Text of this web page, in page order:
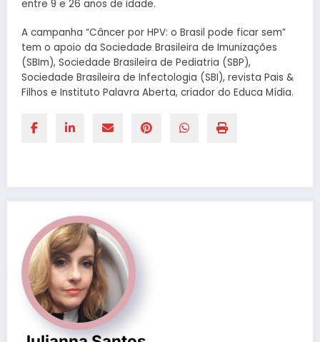
entre 9 e 26 anos de idade.
A campanha “Câncer por HPV: o Brasil pode ficar sem”
tem o apoio da Sociedade Brasileira de Imunizações
(SBIm), Sociedade Brasileira de Pediatria (SBP),
Sociedade Brasileira de Infectologia (SBI), revista Pais &
Filhos e Instituto Palavra Aberta, criador do Educa Mídia.